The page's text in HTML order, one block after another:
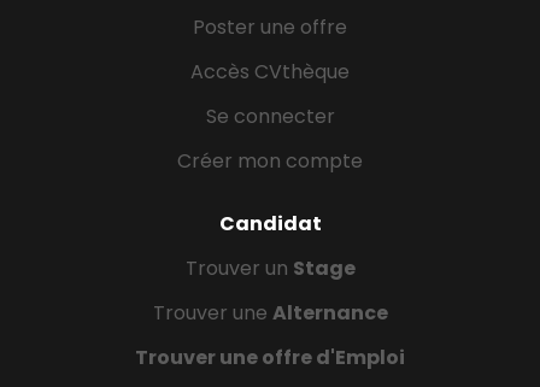
Poster une offre
Accès CVthèque
Se connecter
Créer mon compte
Candidat
Trouver un Stage
Trouver une Alternance
Trouver une offre d'Emploi